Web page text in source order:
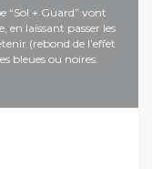
“Sol + Guard” vont
en laissant passer les
(rebond de l’effet
bleues ou noires.